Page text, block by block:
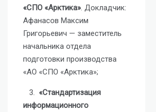
«СПО «Арктика». Докладчик:
Афанасов Максим
Григорьевич — заместитель
начальника отдела
подготовки производства
«АО «СПО «Арктика»;
3. «Стандартизация
информационного